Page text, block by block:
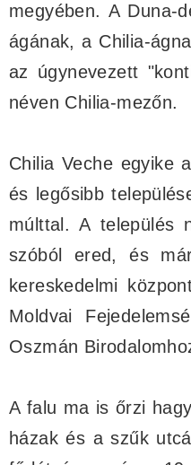
megyében. A Duna-
ágának, a Chilia-
az úgynevezett
néven Chilia-mezőn.
Chilia Veche egyike
és legősibb
múlttal. A település
szóból ered, és
kereskedelmi
Moldvai
Oszmán
A falu ma is őrzi
házak és a szűk